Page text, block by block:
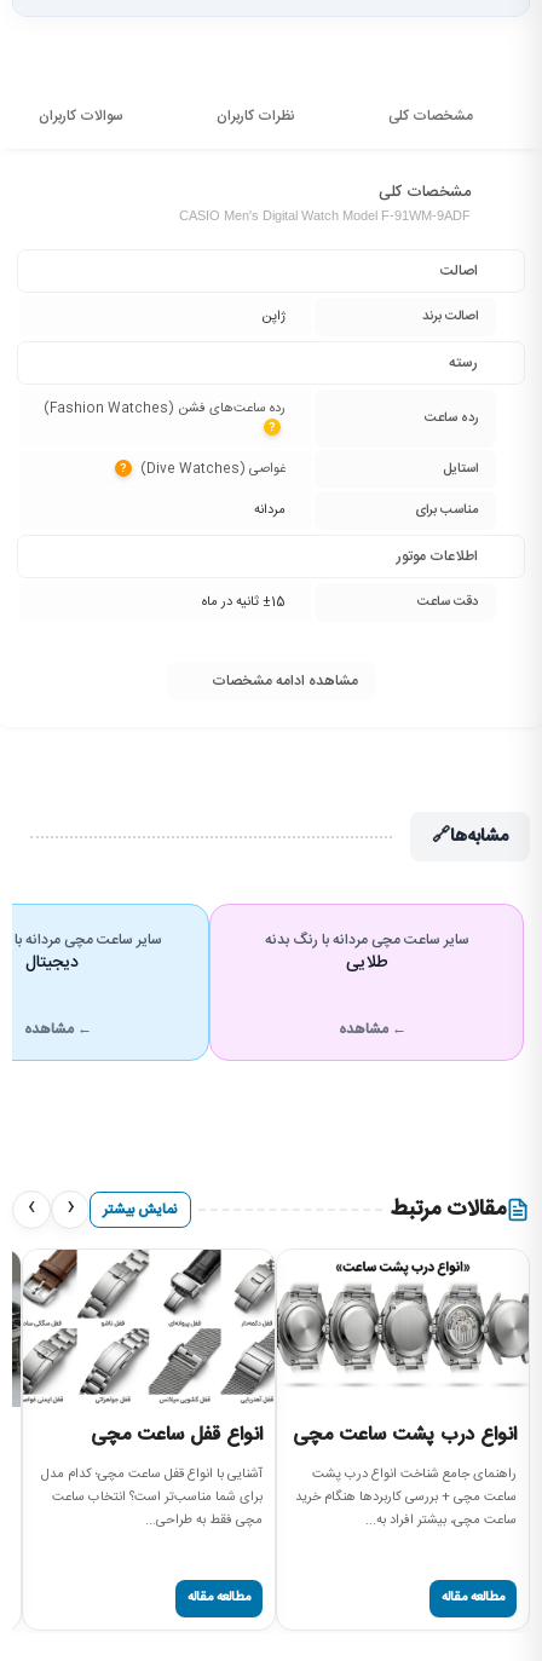
مشخصات کلی نظرات کاربران سوالات کاربران
مشخصات کلی
CASIO Men's Digital Watch Model F-91WM-9ADF
اصالت
اصالت برند ژاپن
رسته
رده ساعت رده ساعت‌های فشن (Fashion Watches)‏
?
استایل غواصی (Dive Watches)‏ ?
مناسب برای مردانه
اطلاعات موتور
دقت ساعت ±15 ثانیه در ماه
مشاهده ادامه مشخصات
مشابه‌ها🔗
سایر ساعت مچی مردانه با رنگ بدنه
طلایی
← مشاهده
سایر ساعت مچی مردانه
دیجیتال
← مشاهده
مقالات مرتبط نمایش بیشتر ‹
›
انواع درب پشت ساعت مچی
راهنمای جامع شناخت انواع درب پشت
ساعت مچی + بررسی کاربردها هنگام خرید
ساعت مچی، بیشتر افراد به...
مطالعه مقاله
انواع قفل ساعت مچی
آشنایی با انواع قفل ساعت مچی؛ کدام مدل
برای شما مناسب‌تر است؟ انتخاب ساعت
مچی فقط به طراحی...
مطالعه مقاله